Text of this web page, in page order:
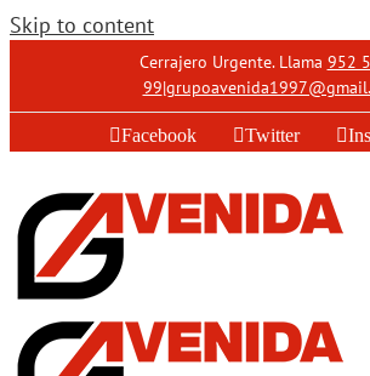
Skip to content
Cerrajero Urgente. Llama 952
99|
Facebook Twitter